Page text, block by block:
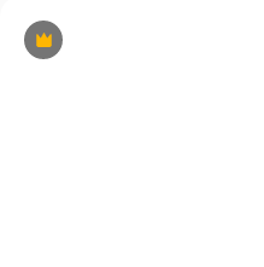
Premium